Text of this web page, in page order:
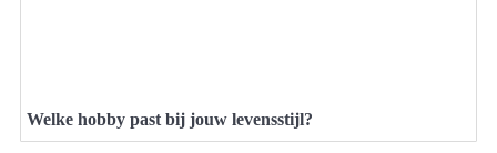
Welke hobby past bij jouw levensstijl?